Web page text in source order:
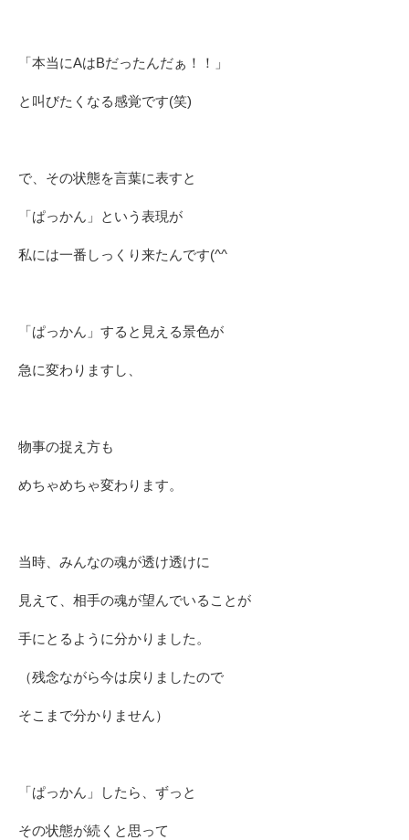
「本当にAはBだったんだぁ！！」
と叫びたくなる感覚です(笑)
で、その状態を言葉に表すと
「ぱっかん」という表現が
私には一番しっくり来たんです(^^ゞ
「ぱっかん」すると見える景色が
急に変わりますし、
物事の捉え方も
めちゃめちゃ変わります。
当時、みんなの魂が透け透けに
見えて、相手の魂が望んでいることが
手にとるように分かりました。
（残念ながら今は戻りましたので
そこまで分かりません）
「ぱっかん」したら、ずっと
その状態が続くと思って